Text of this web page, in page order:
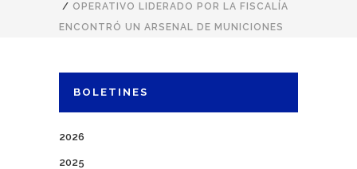
/ OPERATIVO LIDERADO POR LA FISCALÍA
ENCONTRÓ UN ARSENAL DE MUNICIONES
BOLETINES
2026
2025